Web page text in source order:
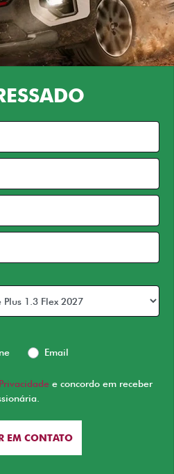
Email
e concordo em receber
EM CONTATO